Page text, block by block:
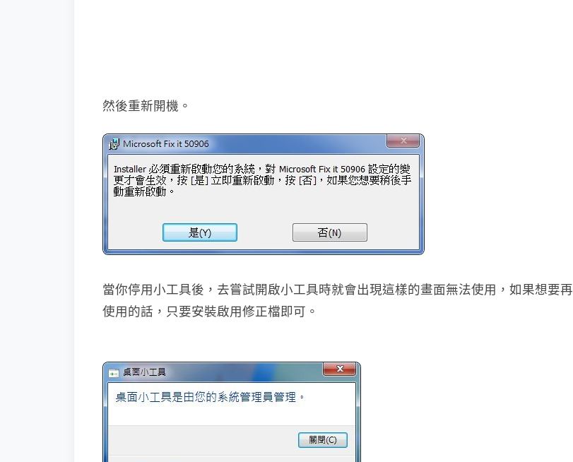
然後重新開機。
當你停用小工具後，去嘗試開啟小工具時就會出現這樣的畫面無法使用，如果想要再
使用的話，只要安裝啟用修正檔即可。